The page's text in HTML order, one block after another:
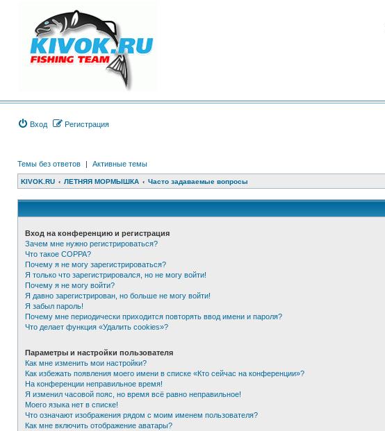
Вход Регистрация
Темы без ответов | Активные темы
KIVOK.RU ЛЕТНЯЯ МОРМЫШКА Часто задаваемые вопросы
Вход на конференцию и регистрация
Зачем мне нужно регистрироваться?
Что такое COPPA?
Почему я не могу зарегистрироваться?
Я только что зарегистрировался, но не могу войти!
Почему я не могу войти?
Я давно зарегистрирован, но больше не могу войти!
Я забыл пароль!
Почему мне периодически приходится повторять ввод имени и пароля?
Что делает функция «Удалить cookies»?
Параметры и настройки пользователя
Как мне изменить мои настройки?
Как избежать появления моего имени в списке «Кто сейчас на конференции»?
На конференции неправильное время!
Я изменил часовой пояс, но время всё равно неправильное!
Моего языка нет в списке!
Что означают изображения рядом с моим именем пользователя?
Как мне включить отображение аватары?